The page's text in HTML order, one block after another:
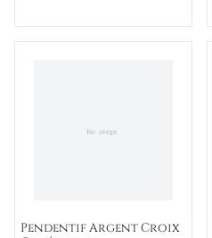
Pendentif Argent Croix